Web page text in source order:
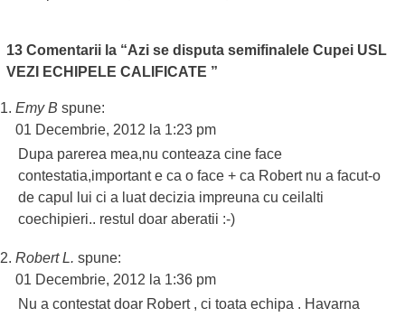
13 Comentarii la “Azi se disputa semifinalele Cupei USL
VEZI ECHIPELE CALIFICATE ”
Emy B spune:
01 Decembrie, 2012 la 1:23 pm
Dupa parerea mea,nu conteaza cine face
contestatia,important e ca o face + ca Robert nu a facut-o
de capul lui ci a luat decizia impreuna cu ceilalti
coechipieri.. restul doar aberatii :-)
Robert L. spune:
01 Decembrie, 2012 la 1:36 pm
Nu a contestat doar Robert , ci toata echipa . Havarna